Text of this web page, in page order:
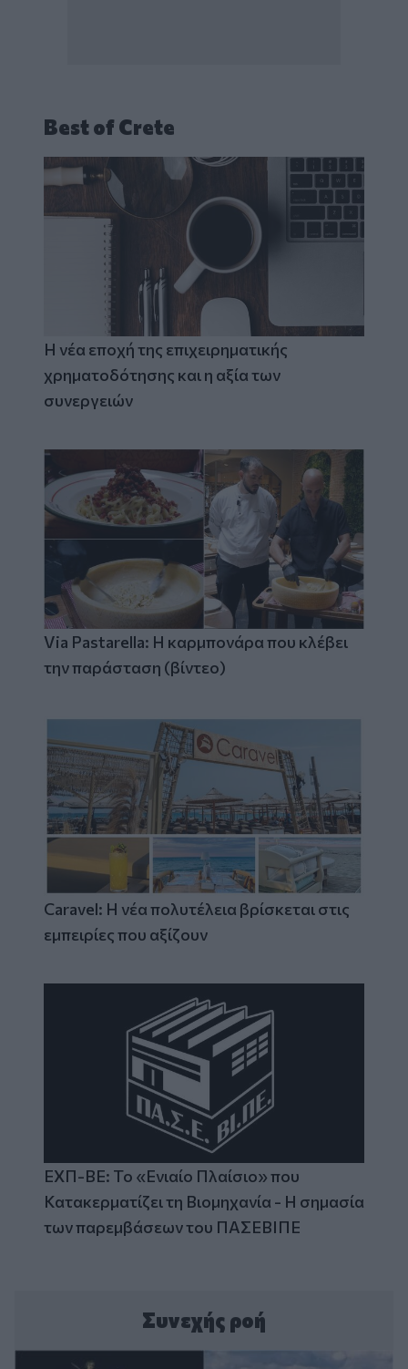
Best of Crete
Η νέα εποχή της επιχειρηματικής
χρηματοδότησης και η αξία των
συνεργειών
Via Pastarella: Η καρμπονάρα που κλέβει
την παράσταση (βίντεο)
Caravel: Η νέα πολυτέλεια βρίσκεται στις
εμπειρίες που αξίζουν
ΕΧΠ-ΒΕ: Το «Ενιαίο Πλαίσιο» που
Κατακερματίζει τη Βιομηχανία - Η σημασία
των παρεμβάσεων του ΠΑΣΕΒΙΠΕ
Συνεχής ροή